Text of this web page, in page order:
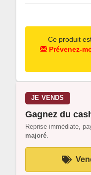
Ce produit
Prévenez-
JE VENDS
Gagnez du
Reprise immédiate,
majoré